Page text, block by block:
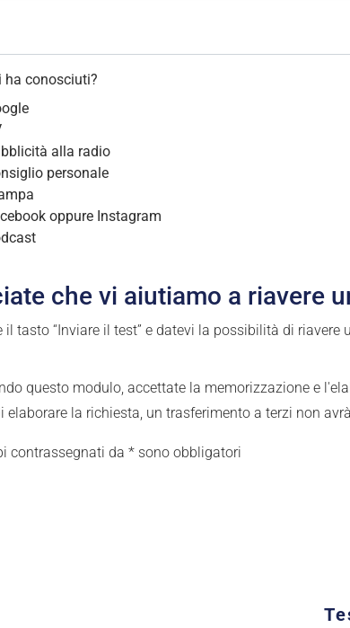
ha conosciuti?
alla radio
personale
oppure Instagram
che vi aiutiamo a riavere
il tasto “Inviare il test” e datevi la possibilità di riavere
questo modulo, accettate la memorizzazione e
elaborare la richiesta, un trasferimento a terzi non
contrassegnati da * sono obbligatori